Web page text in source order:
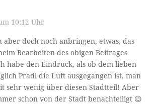
10:12 Uhr
aber doch noch anbringen, etwas, das
Bearbeiten des obigen Beitrages
habe den Eindruck, als ob dem lieben
Pradl die Luft ausgegangen ist, man
sehr wenig über diesen Stadtteil! Aber
schon von der Stadt benachteiligt 😉